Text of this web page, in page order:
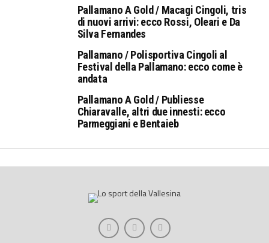
Pallamano A Gold / Macagi Cingoli, tris
di nuovi arrivi: ecco Rossi, Oleari e Da
Silva Fernandes
Pallamano / Polisportiva Cingoli al
Festival della Pallamano: ecco come è
andata
Pallamano A Gold / Publiesse
Chiaravalle, altri due innesti: ecco
Parmeggiani e Bentaieb